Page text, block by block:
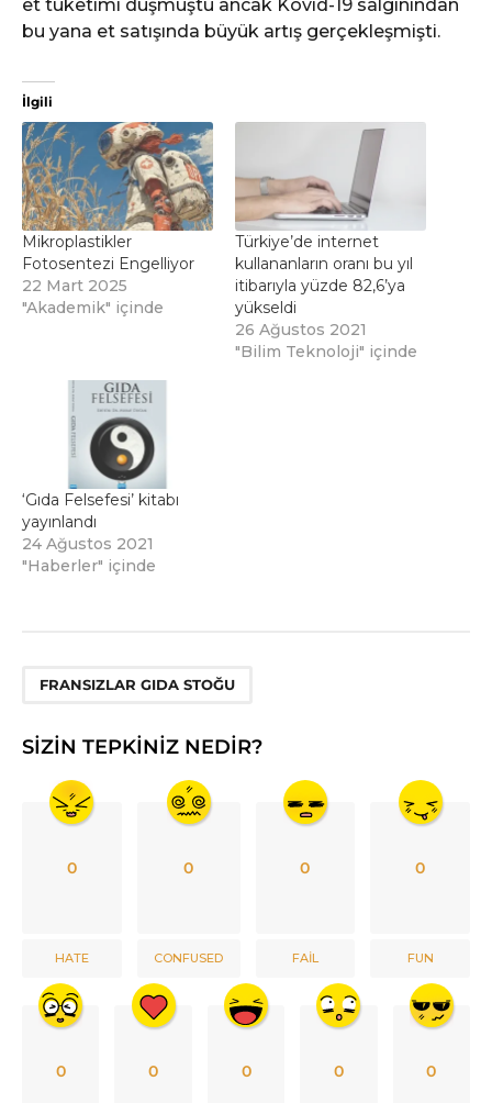
et tüketimi düşmüştü ancak Kovid-19 salgınından
bu yana et satışında büyük artış gerçekleşmişti.
İlgili
Mikroplastikler
Fotosentezi Engelliyor
22 Mart 2025
"Akademik" içinde
Türkiye’de internet
kullananların oranı bu yıl
itibarıyla yüzde 82,6’ya
yükseldi
26 Ağustos 2021
"Bilim Teknoloji" içinde
‘Gıda Felsefesi’ kitabı
yayınlandı
24 Ağustos 2021
"Haberler" içinde
FRANSIZLAR GIDA STOĞU
SIZIN TEPKINIZ NEDIR?
0
HATE
0
CONFUSED
0
FAIL
0
FUN
0 0 0 0 0